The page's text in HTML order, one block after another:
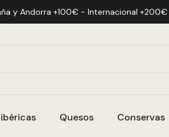
y Andorra +100€ - Internacional +200€
Quesos Conservas